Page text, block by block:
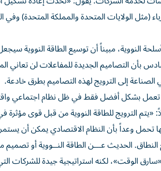
الولايات المتحدة والمملكة المتحدة) وفي
النووية، مبيناً أن توسيع الطاقة النووية
بأن التصاميم الجديدة للمفاعلات لن تعاني
إلى الترويج لهذه التصاميم بطرق خادعة.
تعمل بشكل أفضل فقط في ظل نظام اجتماعي
«يتم الترويج للطاقة النووية من قبل قوى
تحمل وعداً بأن النظام الاقتصادي يمكن أن
الحديث عـــن الطاقة النــووية أو
الوقت»، لكنه استراتيجية جيدة للشركات